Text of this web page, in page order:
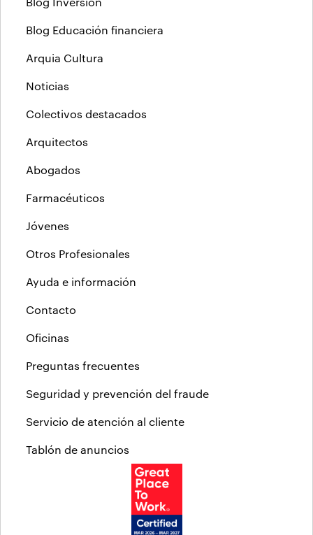
Blog Educación financiera
Arquia Cultura
Noticias
Colectivos destacados
Arquitectos
Abogados
Farmacéuticos
Jóvenes
Otros Profesionales
Ayuda e información
Contacto
Oficinas
Preguntas frecuentes
Seguridad y prevención del fraude
Servicio de atención al cliente
Tablón de anuncios